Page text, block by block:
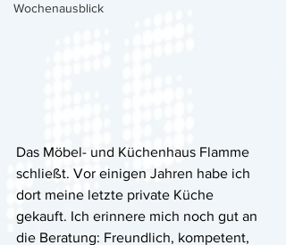
Wochenausblick
Das Möbel- und Küchenhaus Flamme
schließt. Vor einigen Jahren habe ich
dort meine letzte private Küche
gekauft. Ich erinnere mich noch gut an
die Beratung: Freundlich, kompetent,